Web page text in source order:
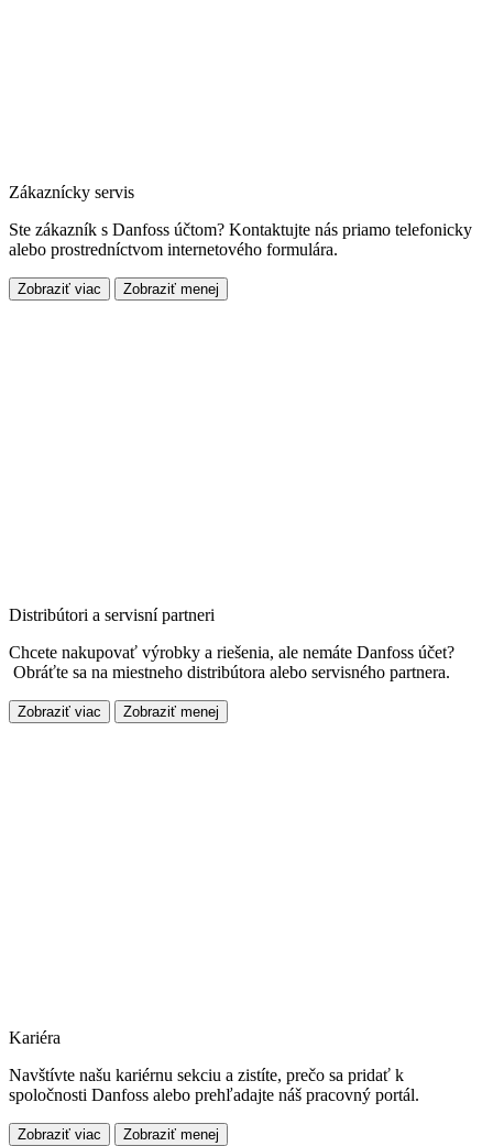
Zákaznícky servis
Ste zákazník s Danfoss účtom? Kontaktujte nás priamo telefonicky
alebo prostredníctvom internetového formulára.
Zobraziť viac Zobraziť menej
Distribútori a servisní partneri
Chcete nakupovať výrobky a riešenia, ale nemáte Danfoss účet?
Obráťte sa na miestneho distribútora alebo servisného partnera.
Zobraziť viac Zobraziť menej
Kariéra
Navštívte našu kariérnu sekciu a zistíte, prečo sa pridať k
spoločnosti Danfoss alebo prehľadajte náš pracovný portál.
Zobraziť viac Zobraziť menej